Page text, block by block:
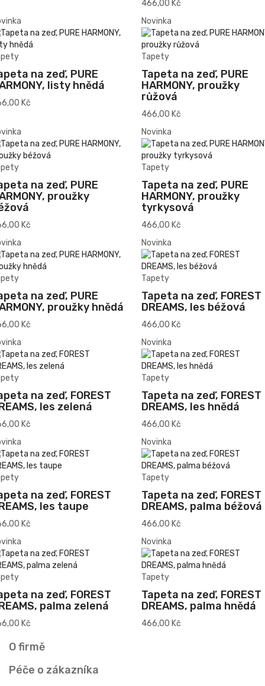
466,00 Kč
na zeď, PURE
listy hnědá
Kč
Novinka
Tapety
Tapeta na zeď, PURE
HARMONY, proužky
růžová
466,00 Kč
na zeď, PURE
proužky
Kč
Novinka
Tapety
Tapeta na zeď, PURE
HARMONY, proužky
tyrkysová
466,00 Kč
na zeď, PURE
proužky hnědá
Kč
Novinka
Tapety
Tapeta na zeď, FOREST
DREAMS, les béžová
466,00 Kč
na zeď, FOREST
les zelená
Kč
Novinka
Tapety
Tapeta na zeď, FOREST
DREAMS, les hnědá
466,00 Kč
na zeď, FOREST
les taupe
Kč
Novinka
Tapety
Tapeta na zeď, FOREST
DREAMS, palma béžová
466,00 Kč
na zeď, FOREST
palma zelená
Kč
Novinka
Tapety
Tapeta na zeď, FOREST
DREAMS, palma hnědá
466,00 Kč
O firmě
Péče o zákazníka